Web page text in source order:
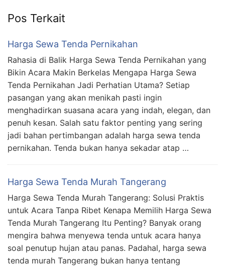
Pos Terkait
Harga Sewa Tenda Pernikahan
Rahasia di Balik Harga Sewa Tenda Pernikahan yang
Bikin Acara Makin Berkelas Mengapa Harga Sewa
Tenda Pernikahan Jadi Perhatian Utama? Setiap
pasangan yang akan menikah pasti ingin
menghadirkan suasana acara yang indah, elegan, dan
penuh kesan. Salah satu faktor penting yang sering
jadi bahan pertimbangan adalah harga sewa tenda
pernikahan. Tenda bukan hanya sekadar atap …
Harga Sewa Tenda Murah Tangerang
Harga Sewa Tenda Murah Tangerang: Solusi Praktis
untuk Acara Tanpa Ribet Kenapa Memilih Harga Sewa
Tenda Murah Tangerang Itu Penting? Banyak orang
mengira bahwa menyewa tenda untuk acara hanya
soal penutup hujan atau panas. Padahal, harga sewa
tenda murah Tangerang bukan hanya tentang